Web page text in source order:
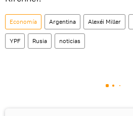
Economía Argentina Alexéi Miller
YPF Rusia noticias